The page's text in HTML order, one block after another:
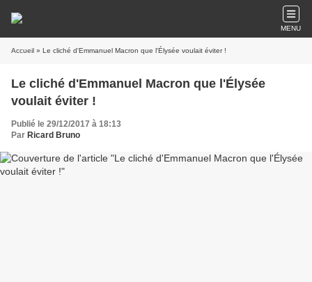
MENU
Accueil » Le cliché d'Emmanuel Macron que l'Élysée voulait éviter !
Le cliché d'Emmanuel Macron que l'Élysée
voulait éviter !
Publié le 29/12/2017 à 18:13
Par Ricard Bruno